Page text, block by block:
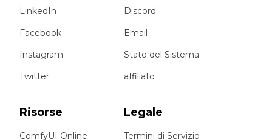
LinkedIn
Facebook
Instagram
Twitter
Discord
Email
Stato del Sistema
affiliato
Risorse
ComfyUI Online
Legale
Termini di Servizio